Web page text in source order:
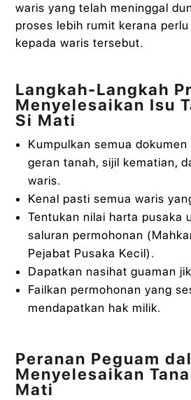
waris yang telah meninggal
proses lebih rumit kerana
kepada waris tersebut.
Langkah-Langkah
Menyelesaikan Isu
Si Mati
Kumpulkan semua
geran tanah, sijil kematian,
waris.
Kenal pasti semua waris
Tentukan nilai harta pusaka
saluran permohonan
Pejabat Pusaka Kecil).
Dapatkan nasihat guaman
Failkan permohonan yang
mendapatkan hak milik.
Peranan Peguam
Menyelesaikan
Mati